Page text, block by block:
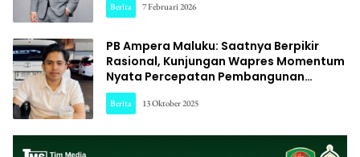
Berita 7 Februari 2026
PB Ampera Maluku: Saatnya Berpikir
Rasional, Kunjungan Wapres Momentum
Nyata Percepatan Pembangunan
Maluku
Berita 13 Oktober 2025